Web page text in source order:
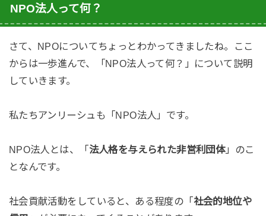
NPO法人って何？
さて、NPOについてちょっとわかってきましたね。ここ
からは一歩進んで、「NPO法人って何？」について説明
していきます。
私たちアンリーシュも「NPO法人」です。
NPO法人とは、「法人格を与えられた非営利団体」のこ
となんです。
社会貢献活動をしていると、ある程度の「社会的地位や